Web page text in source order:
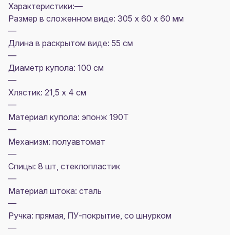
Характеристики:—
Размер в сложенном виде: 305 х 60 х 60 мм
—
Длина в раскрытом виде: 55 см
—
Диаметр купола: 100 см
—
Хлястик: 21,5 х 4 см
—
Материал купола: эпонж 190Т
—
Механизм: полуавтомат
—
Спицы: 8 шт, стеклопластик
—
Материал штока: сталь
—
Ручка: прямая, ПУ-покрытие, со шнурком
—